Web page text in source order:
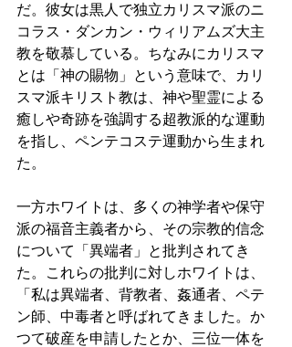
だ。彼女は黒人で独立カリスマ派のニ
コラス・ダンカン・ウィリアムズ大主
教を敬慕している。ちなみにカリスマ
とは「神の賜物」という意味で、カリ
スマ派キリスト教は、神や聖霊による
癒しや奇跡を強調する超教派的な運動
を指し、ペンテコステ運動から生まれ
た。
一方ホワイトは、多くの神学者や保守
派の福音主義者から、その宗教的信念
について「異端者」と批判されてき
た。これらの批判に対しホワイトは、
「私は異端者、背教者、姦通者、ペテ
ン師、中毒者と呼ばれてきました。か
つて破産を申請したとか、三位一体を